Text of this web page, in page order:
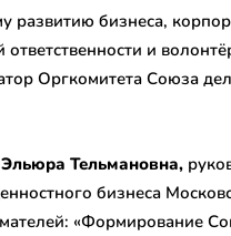
развитию бизнеса,
и
Оргкомитета Союза
Тельмановна,
бизнеса
«Формирование